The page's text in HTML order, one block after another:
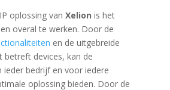
oplossing van Xelion is het
overal te werken. Door de
en de uitgebreide
betreft devices, kan de
bedrijf en voor iedere
oplossing bieden. Door de